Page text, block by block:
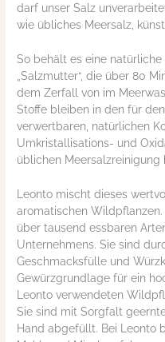
darf unser Salz
wie übliches Meersalz,
So behält es eine
„Salzmutter“, die über 80
dem Zerfall von im
Stoffe bleiben in den für
verwertbaren, natürlichen
Umkristallisations- und
üblichen Meersalzreinigung
Leonto mischt dieses
aromatischen
über tausend essbaren
Unternehmens. Sie sind
Geschmacksfülle und
Gewürzgrundlage für ein
Leonto verwendeten
Sie sind mit Sorgfalt
Hand abgefüllt. Bei Leonto